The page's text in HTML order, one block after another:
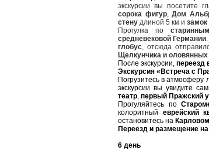
экскурсии вы посетите
сорока фигур,Дом
стену длиной 5 км и замок
Прогулка по
средневековой Германии
глобус, отсюда
Щелкунчика и оловянных
После экскурсии, переезд
Экскурсия «Встреча с
Погрузитесь в атмосферу
экскурсии вы увидите
театр, первый Пражский
Прогуляйтесь по
колоритный еврейский
остановитесь на
Переезд и размещение на
6 день